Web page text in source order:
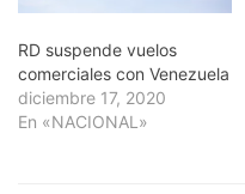
RD suspende vuelos
comerciales con Venezuela
diciembre 17, 2020
En «NACIONAL»